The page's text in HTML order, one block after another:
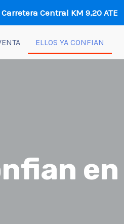
Carretera Central KM 9,20 ATE
ELLOS YA CONFIAN